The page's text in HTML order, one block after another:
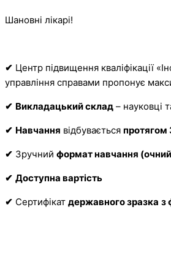
Шановні лікарі!
✔ Центр підвищення кваліфікації
управління справами пропонує
✔ Викладацький склад – науковці
✔ Навчання відбувається протягом
✔ Зручний формат навчання
✔ Доступна вартість
✔ Сертифікат державного зразка з